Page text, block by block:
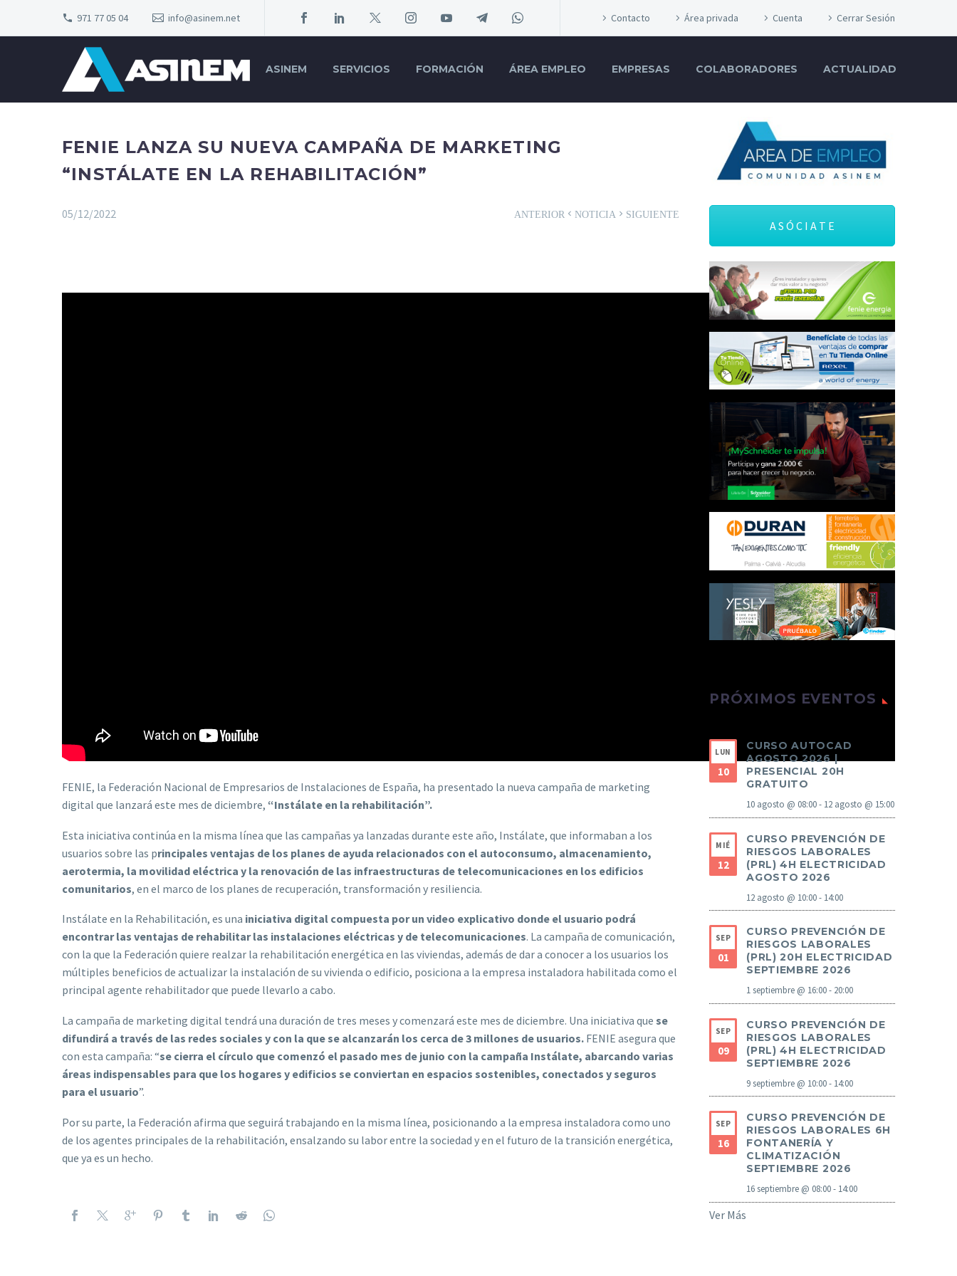
971 77 05 04 info@asinem.net Contacto Área privada Cuenta Cerrar Sesión
ASINEM SERVICIOS FORMACIÓN ÁREA EMPLEO EMPRESAS COLABORADORES ACTUALIDAD
FENIE LANZA SU NUEVA CAMPAÑA DE MARKETING
“INSTÁLATE EN LA REHABILITACIÓN”
ANTERIOR NOTICIASIGUIENTE
05/12/2022
FENIE, la Federación Nacional de Empresarios de Instalaciones de España, ha presentado la nueva campaña de marketing
digital que lanzará este mes de diciembre, “Instálate en la rehabilitación”.
Esta iniciativa continúa en la misma línea que las campañas ya lanzadas durante este año, Instálate, que informaban a los
usuarios sobre las principales ventajas de los planes de ayuda relacionados con el autoconsumo, almacenamiento,
aerotermia, la movilidad eléctrica y la renovación de las infraestructuras de telecomunicaciones en los edificios
comunitarios, en el marco de los planes de recuperación, transformación y resiliencia.
Instálate en la Rehabilitación, es una iniciativa digital compuesta por un video explicativo donde el usuario podrá
encontrar las ventajas de rehabilitar las instalaciones eléctricas y de telecomunicaciones. La campaña de comunicación,
con la que la Federación quiere realzar la rehabilitación energética en las viviendas, además de dar a conocer a los usuarios los
múltiples beneficios de actualizar la instalación de su vivienda o edificio, posiciona a la empresa instaladora habilitada como el
principal agente rehabilitador que puede llevarlo a cabo.
La campaña de marketing digital tendrá una duración de tres meses y comenzará este mes de diciembre. Una iniciativa que se
difundirá a través de las redes sociales y con la que se alcanzarán los cerca de 3 millones de usuarios. FENIE asegura que
con esta campaña: “se cierra el círculo que comenzó el pasado mes de junio con la campaña Instálate, abarcando varias
áreas indispensables para que los hogares y edificios se conviertan en espacios sostenibles, conectados y seguros
para el usuario”.
Por su parte, la Federación afirma que seguirá trabajando en la misma línea, posicionando a la empresa instaladora como uno
de los agentes principales de la rehabilitación, ensalzando su labor entre la sociedad y en el futuro de la transición energética,
que ya es un hecho.
A S Ó C I A T E
PRÓXIMOS EVENTOS
LUN
10
CURSO AUTOCAD
AGOSTO 2026 |
PRESENCIAL 20H
GRATUITO
10 agosto @ 08:00- 12 agosto @ 15:00
MIÉ
12
CURSO PREVENCIÓN DE
RIESGOS LABORALES
(PRL) 4H ELECTRICIDAD
AGOSTO 2026
12 agosto @ 10:00- 14:00
SEP
01
CURSO PREVENCIÓN DE
RIESGOS LABORALES
(PRL) 20H ELECTRICIDAD
SEPTIEMBRE 2026
1 septiembre @ 16:00- 20:00
SEP
09
CURSO PREVENCIÓN DE
RIESGOS LABORALES
(PRL) 4H ELECTRICIDAD
SEPTIEMBRE 2026
9 septiembre @ 10:00- 14:00
SEP
16
CURSO PREVENCIÓN DE
RIESGOS LABORALES 6H
FONTANERÍA Y
CLIMATIZACIÓN
SEPTIEMBRE 2026
16 septiembre @ 08:00- 14:00
Ver Más